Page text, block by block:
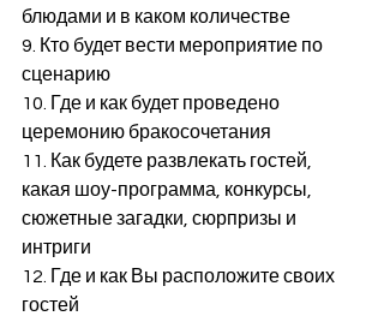
блюдами и в каком количестве
9. Кто будет вести мероприятие по
сценарию
10. Где и как будет проведено
церемонию бракосочетания
11. Как будете развлекать гостей,
какая шоу-программа, конкурсы,
сюжетные загадки, сюрпризы и
интриги
12. Где и как Вы расположите своих
гостей